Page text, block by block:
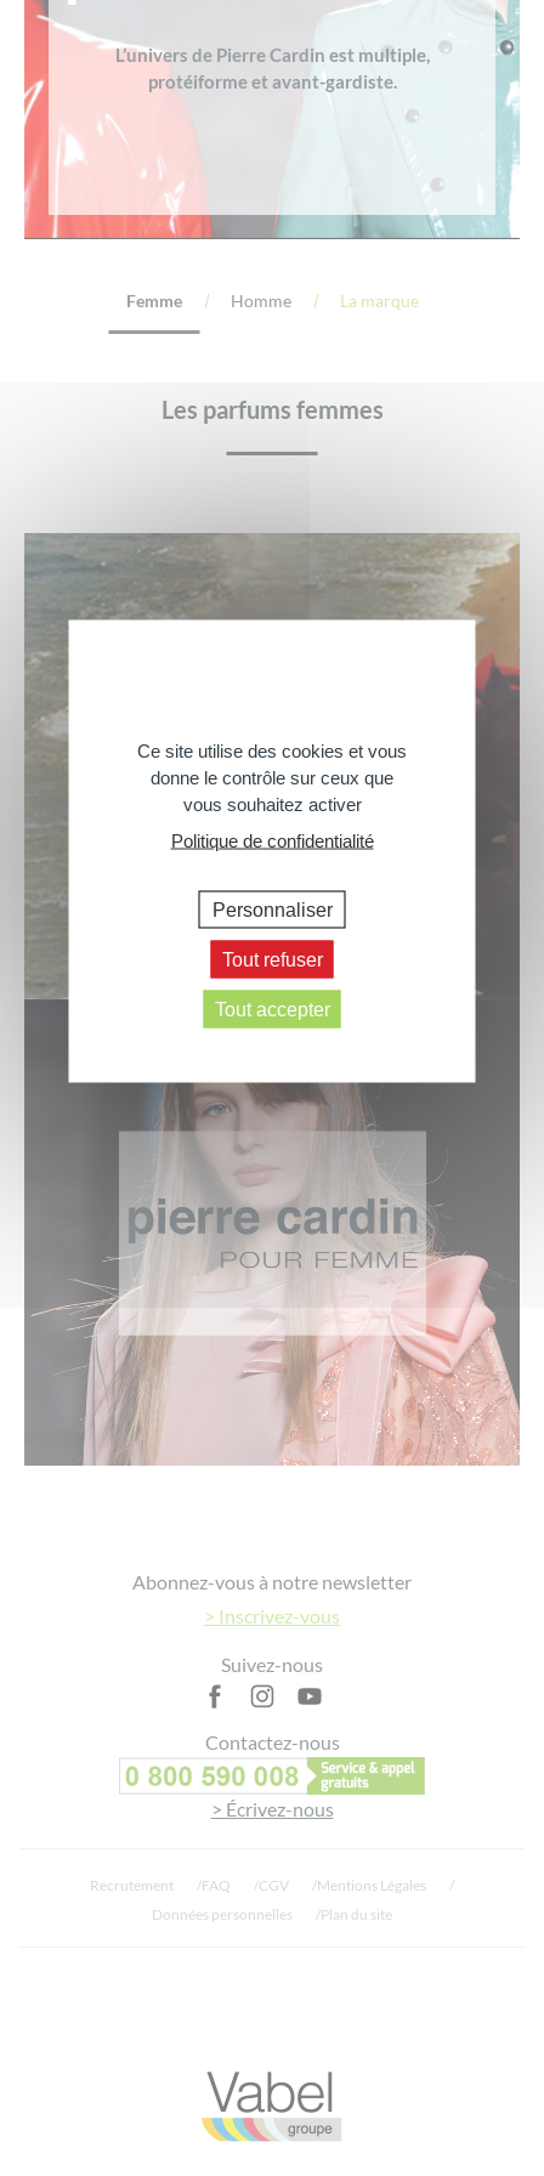
L’univers de Pierre Cardin est multiple,
protéiforme et avant-gardiste.
Femme Homme La marque
Les parfums femmes
Le classicisme réinventé. Une fragrance sensuelle
révélée par l’harmonie subtile entre les notes
aldéhydées, l’élégance naturelle du muguet et le
caractère puissant du cuir.
Une vision parfumée sensuelle et intense. Une
fraîches et féminines se mêlent avec gourmandise
aux notes vanillées.
Abonnez-vous à notre newsletter
> Inscrivez-vous
Suivez-nous
Contactez-nous
> Écrivez-nous
Recrutement FAQ CGV
Mentions Légales
Données personnelles
Plan du site
Ce site utilise des cookies et vous
donne le contrôle sur ceux que
vous souhaitez activer
Politique de confidentialité
Personnaliser
Tout refuser
Tout accepter